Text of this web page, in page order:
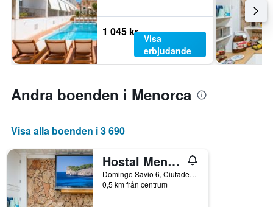
1 045 kr
Visa
erbjudande
Andra boenden i Menorca
Visa alla boenden i 3 690
Hostal Menurka
Domingo Savio 6, Ciutadella, Menorca, Spanien
0,5 km från centrum